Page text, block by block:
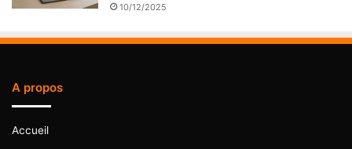
10/12/2025
A propos
Accueil